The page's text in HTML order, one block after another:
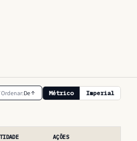
Ordenar:De Métrico Imperial
AÇÕES